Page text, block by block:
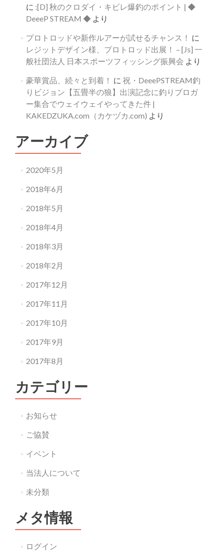
に :[D] 秋のクロダイ・キビレ爆釣のポイント | ◆
DeeeP STREAM ◆より
プロトロッドや新作ルアーが試せるチャンス！ に
レジットデザイン様、プロトロッド出展！ – [Js] 一
般社団法人 日本スポーツフィッシング振興会 より
豪華賞品、続々と到着！ に 祝・DeeePSTREAM釣
りビジョン【五畳半の狼】出演記念に釣りブロガ
ー集合でウェイウェイやってきた件 |
KAKEDZUKA.com（カケヅカ.com) より
アーカイブ
2020年5月
2018年6月
2018年5月
2018年4月
2018年3月
2018年2月
2017年12月
2017年11月
2017年10月
2017年9月
2017年8月
カテゴリー
お知らせ
ご協賛
イベント
当法人について
未分類
メタ情報
ログイン